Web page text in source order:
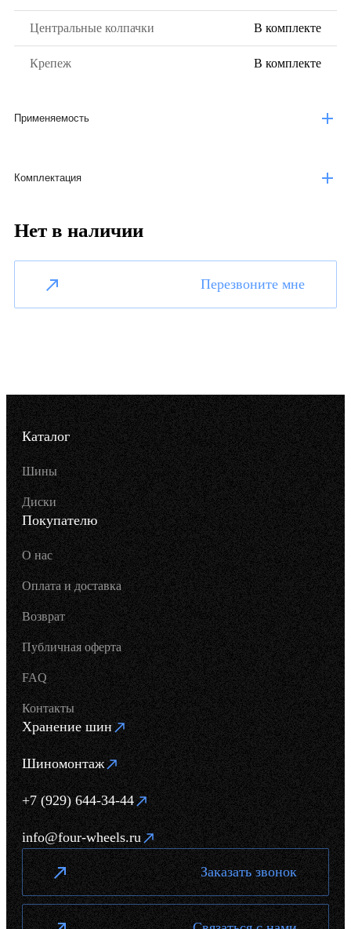
Центральные колпачки В комплекте
Крепеж В комплекте
Применяемость
Комплектация
Нет в наличии
Перезвоните мне
Каталог
Шины
Диски
Покупателю
О нас
Оплата и доставка
Возврат
Публичная оферта
FAQ
Контакты
Хранение шин
Шиномонтаж
+7 (929) 644-34-44
info@four-wheels.ru
Заказать звонок